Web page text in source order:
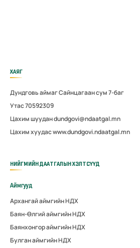
ХАЯГ
Дундговь аймаг Сайнцагаан сум 7-баг
Утас 70592309
Цахим шуудан dundgovi@ndaatgal.mn
Цахим хуудас www.dundgovi.ndaatgal.mn
НИЙГМИЙН ДААТГАЛЫН ХЭЛТСҮҮД
Аймгууд
Архангай аймгийн НДХ
Баян-Өлгий аймгийн НДХ
Баянхонгор аймгийн НДХ
Булган аймгийн НДХ